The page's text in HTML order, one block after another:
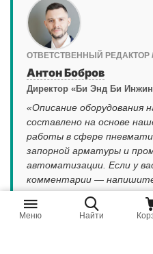
ОТВЕТСТВЕННЫЙ РЕДАКТОР
Антон Бобров
Директор «Би Энд Би
«Описание оборудования
составлено на основе
работы в сфере
запорной арматуры и
автоматизации. Если у
комментарии — напишите
Написать директору
Меню Найти